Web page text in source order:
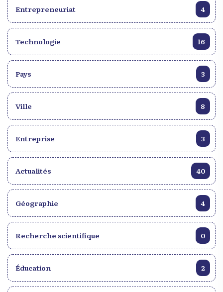
Entrepreneuriat 4
Technologie 16
Pays 3
Ville 8
Entreprise 3
Actualités 40
Géographie 4
Recherche scientifique 0
Éducation 2